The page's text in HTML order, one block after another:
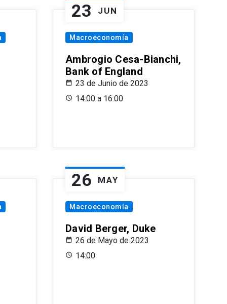
23 JUN
Macroeconomía
Ambrogio Cesa-Bianchi,
Bank of England
23 de Junio de 2023
14:00 a 16:00
26 MAY
Macroeconomía
David Berger, Duke
26 de Mayo de 2023
14:00